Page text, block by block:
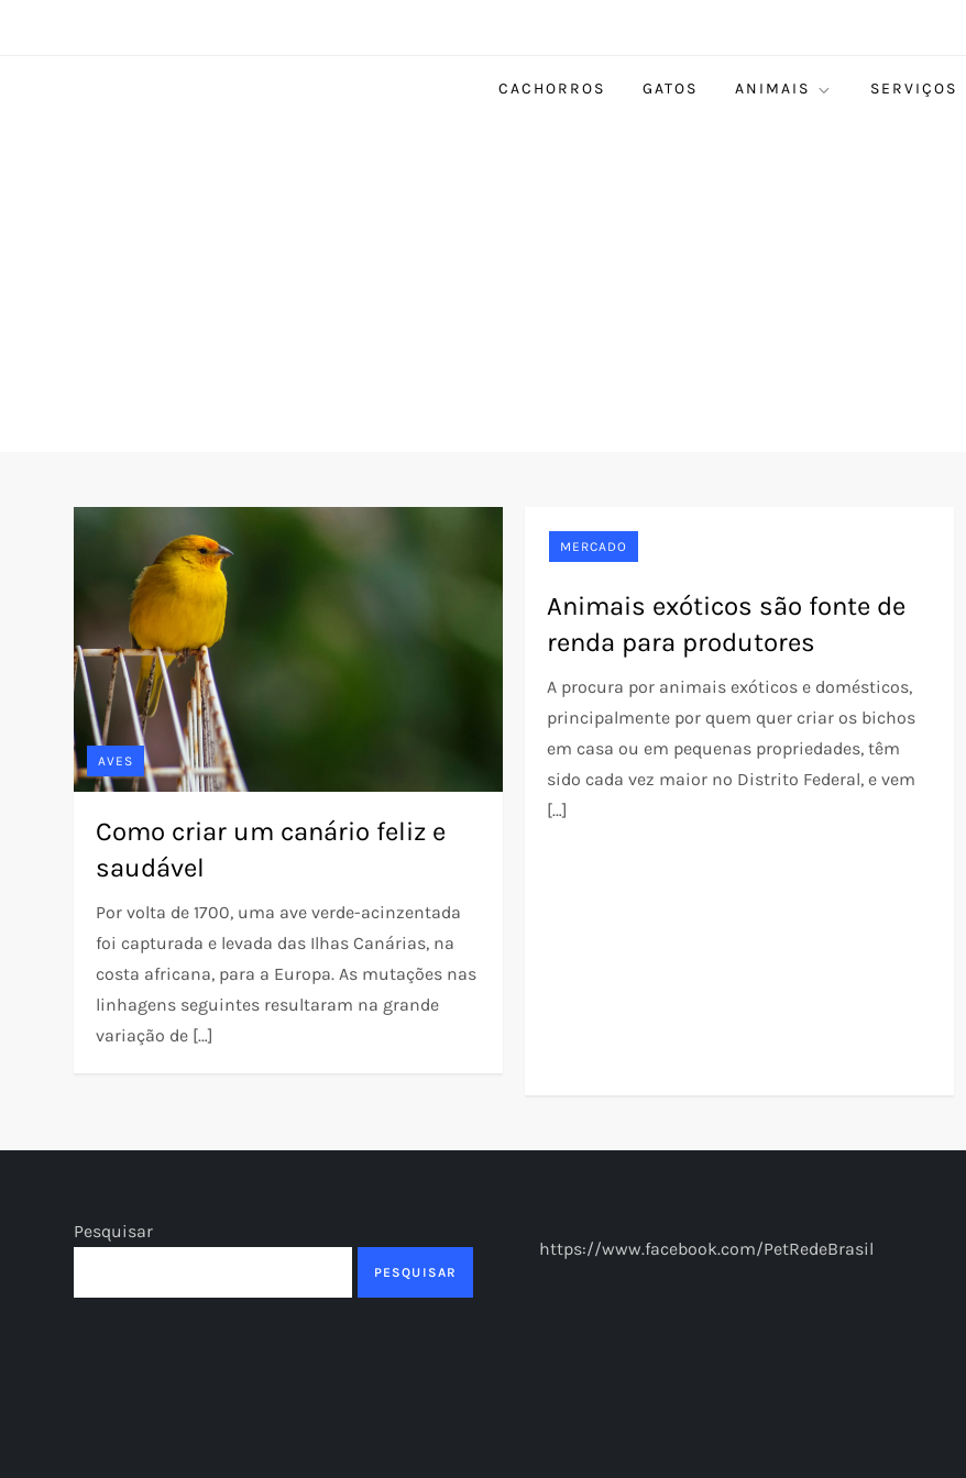
CACHORROS GATOS ANIMAIS SERVIÇOS
AVES
Como criar um canário feliz e
saudável
Por volta de 1700, uma ave verde-acinzentada
foi capturada e levada das Ilhas Canárias, na
costa africana, para a Europa. As mutações nas
linhagens seguintes resultaram na grande
variação de […]
MERCADO
Animais exóticos são fonte de
renda para produtores
A procura por animais exóticos e domésticos,
principalmente por quem quer criar os bichos
em casa ou em pequenas propriedades, têm
sido cada vez maior no Distrito Federal, e vem
[…]
Pesquisar
PESQUISAR
https://www.facebook.com/PetRedeBrasil